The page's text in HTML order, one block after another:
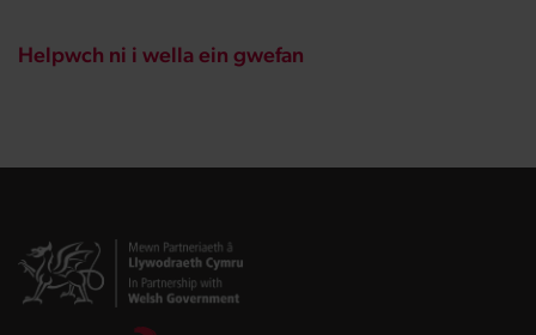
Helpwch ni i wella ein gwefan